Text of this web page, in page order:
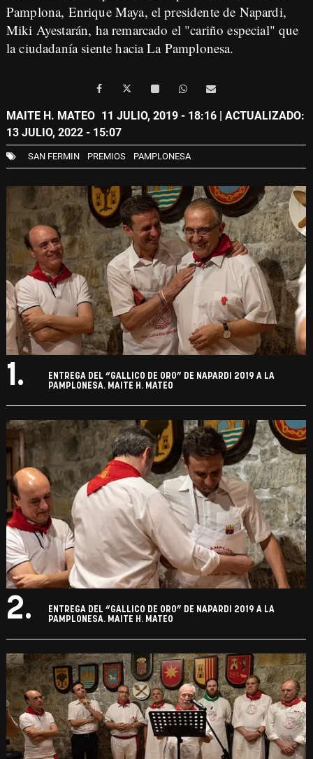
Pamplona, Enrique Maya, el presidente de Napardi,
Miki Ayestarán, ha remarcado el "cariño especial" que
la ciudadanía siente hacia La Pamplonesa.
MAITE H. MATEO 11 JULIO, 2019 - 18:16 | ACTUALIZADO:
13 JULIO, 2022 - 15:07
SAN FERMIN PREMIOS PAMPLONESA
1.
ENTREGA DEL “GALLICO DE ORO” DE NAPARDI 2019 A LA
PAMPLONESA. MAITE H. MATEO
2.
ENTREGA DEL “GALLICO DE ORO” DE NAPARDI 2019 A LA
PAMPLONESA. MAITE H. MATEO